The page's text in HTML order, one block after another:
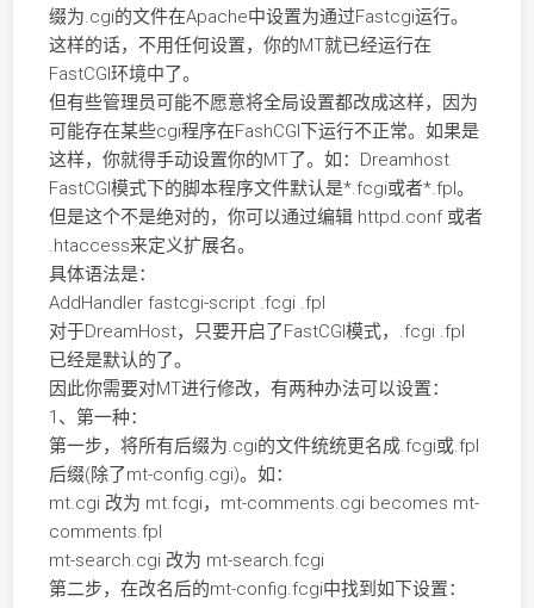
缀为.cgi的文件在Apache中设置为通过Fastcgi运行。
这样的话，不用任何设置，你的MT就已经运行在
FastCGI环境中了。
但有些管理员可能不愿意将全局设置都改成这样，因为
可能存在某些cgi程序在FashCGI下运行不正常。如果是
这样，你就得手动设置你的MT了。如：Dreamhost
FastCGI模式下的脚本程序文件默认是*.fcgi或者*.fpl。
但是这个不是绝对的，你可以通过编辑 httpd.conf 或者
.htaccess来定义扩展名。
具体语法是：
AddHandler fastcgi-script .fcgi .fpl
对于DreamHost，只要开启了FastCGI模式，.fcgi .fpl
已经是默认的了。
因此你需要对MT进行修改，有两种办法可以设置：
1、第一种：
第一步，将所有后缀为.cgi的文件统统更名成.fcgi或.fpl
后缀(除了mt-config.cgi)。如：
mt.cgi 改为 mt.fcgi，mt-comments.cgi becomes mt-
comments.fpl
mt-search.cgi 改为 mt-search.fcgi
第二步，在改名后的mt-config.fcgi中找到如下设置：